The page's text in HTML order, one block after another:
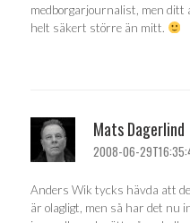
medborgarjournalist, men ditt
helt säkert större än mitt.
Mats Dagerlind
2008-06-
Anders Wik tycks hävda att
är olagligt, men så har det